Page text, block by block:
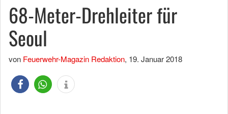
68-Meter-Drehleiter für
Seoul
von Feuerwehr-Magazin Redaktion, 19. Januar 2018